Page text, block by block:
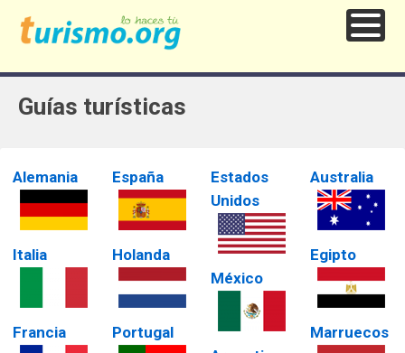
Guías turísticas
Alemania
Italia
Francia
España
Holanda
Portugal
Estados
Unidos
México
Australia
Egipto
Marruecos